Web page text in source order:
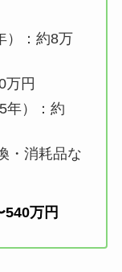
）：約8万
万円
年）：約
・消耗品な
万円